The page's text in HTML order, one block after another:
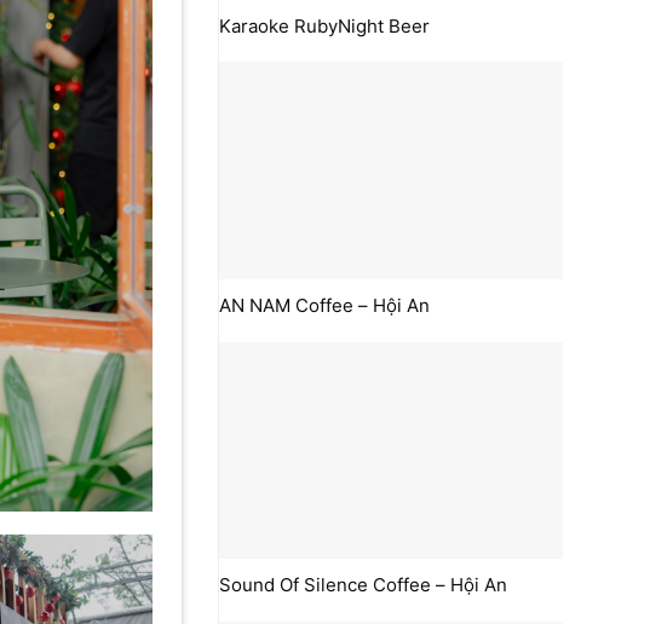
Karaoke RubyNight Beer
AN NAM Coffee – Hội An
Sound Of Silence Coffee – Hội An